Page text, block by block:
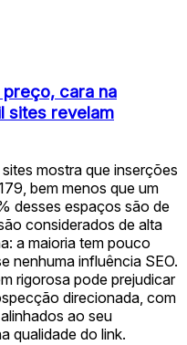
cara na
sites revelam
mostra que inserções
bem menos que um
desses espaços são de
considerados de alta
a maioria tem pouco
nenhuma influência SEO.
rigorosa pode prejudicar
direcionada, com
ao seu
qualidade do link.